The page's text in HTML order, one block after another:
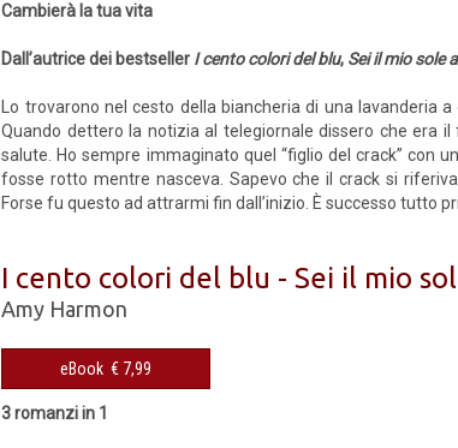
Cambierà la tua vita
Dall’autrice dei bestseller I cento colori del blu, Sei il mio sole
Lo trovarono nel cesto della biancheria di una lavanderia
Quando dettero la notizia al telegiornale dissero che era
salute. Ho sempre immaginato quel “figlio del crack” con
fosse rotto mentre nasceva. Sapevo che il crack si
Forse fu questo ad attrarmi fin dall’inizio. È successo tutto
I cento colori del blu - Sei il mio
Amy Harmon
eBook € 7,99
3 romanzi in 1